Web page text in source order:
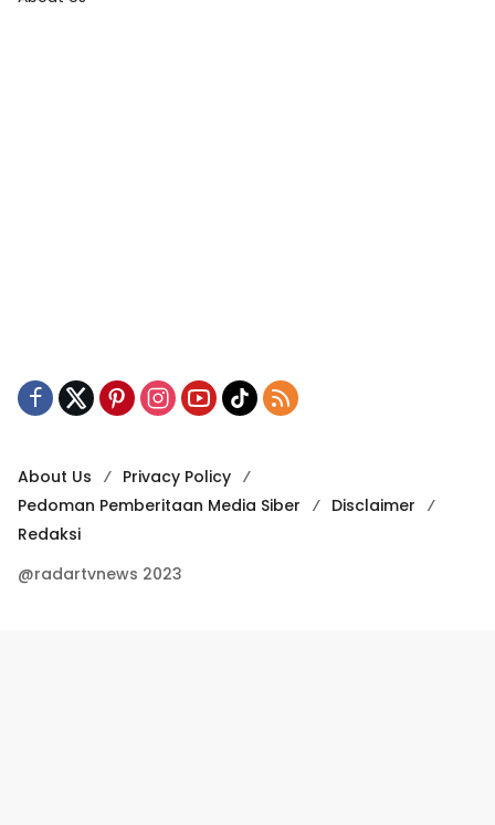
About Us
Privacy Policy
Pedoman Pemberitaan Media Siber
Disclaimer
Redaksi
@radartvnews 2023